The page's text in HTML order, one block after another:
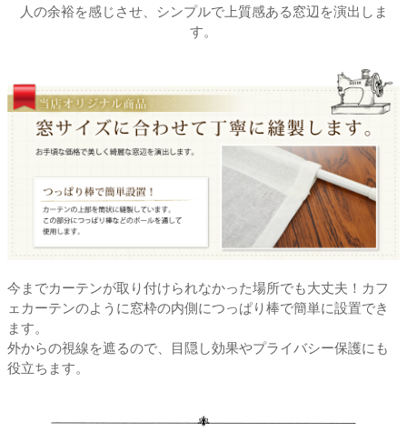
人の余裕を感じさせ、シンプルで上質感ある窓辺を演出しま
す。
今までカーテンが取り付けられなかった場所でも大丈夫！カフ
ェカーテンのように窓枠の内側につっぱり棒で簡単に設置でき
ます。
外からの視線を遮るので、目隠し効果やプライバシー保護にも
役立ちます。